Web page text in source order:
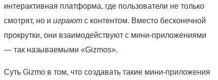
интерактивная платформа, где пользователи не только
смотрят, но и играют с контентом. Вместо бесконечной
прокрутки, они взаимодействуют с мини-приложениями
— так называемыми «Gizmos».
Суть Gizmo в том, что создавать такие мини-приложения